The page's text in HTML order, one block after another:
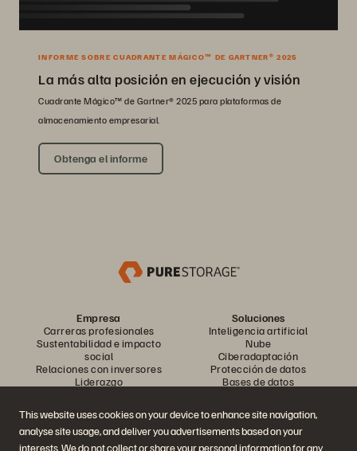
This website uses cookies on your device to enhance site navigation,
analyse site usage, and deliver you advertisements based on your
interests. We do not collect or share your personal information for any
INFORME SOBRE CUADRANTE MÁGICO™ DE GARTNER® 2025
La más alta posición en ejecución y visión
Cuadrante Mágico™ de Gartner® 2025 para plataformas de
almacenamiento empresarial.
Obtenga el informe
Empresa
Carreras profesionales
Sustentabilidad e impacto
social
Relaciones con inversores
Liderazgo
informativas ejecutivas
Soluciones
Inteligencia artificial
Nube
Ciberadaptación
Protección de datos
Bases de datos
Virtualización
Industrias
Plataformas y productos
Socios